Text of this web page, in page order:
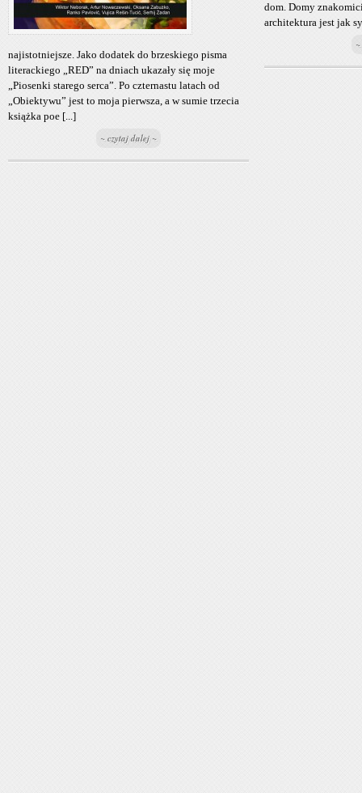
najistotniejsze. Jako dodatek do brzeskiego pisma
literackiego „RED” na dniach ukazały się moje
„Piosenki starego serca”. Po czternastu latach od
„Obiektywu” jest to moja pierwsza, a w sumie trzecia
książka poe [...]
~ czytaj dalej ~
dom. Domy
architektura jest jak